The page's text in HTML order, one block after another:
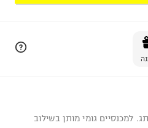
למכנסיים גומי מותן בשילוב